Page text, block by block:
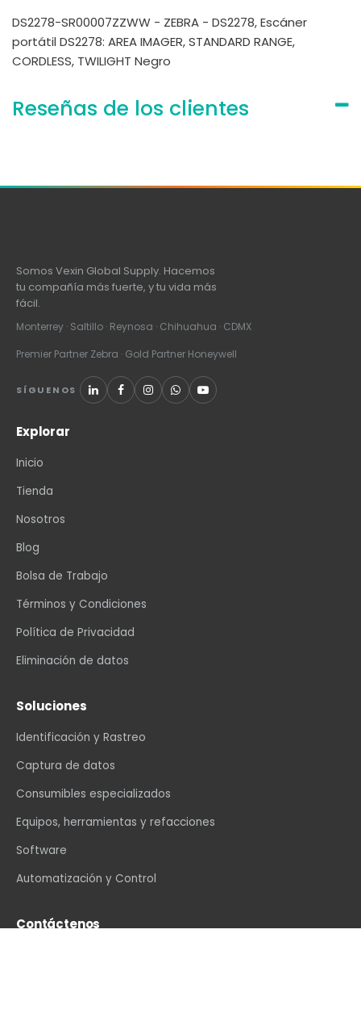
DS2278-SR00007ZZWW - ZEBRA - DS2278, Escáner
portátil DS2278: AREA IMAGER, STANDARD RANGE,
CORDLESS, TWILIGHT Negro
Reseñas de los clientes
Somos Vexin Global Supply. Hacemos
tu compañía más fuerte, y tu vida más
fácil.
Monterrey · Saltillo · Reynosa · Chihuahua · CDMX
Premier Partner Zebra · Gold Partner Honeywell
SÍGUENOS
Explorar
Inicio
Tienda
Nosotros
Blog
Bolsa de Trabajo
Términos y Condiciones
Política de Privacidad
Eliminación de datos
Soluciones
Identificación y Rastreo
Captura de datos
Consumibles especializados
Equipos, herramientas y refacciones
Software
Automatización y Control
Contáctenos